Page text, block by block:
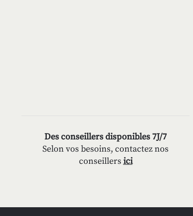
Des conseillers disponibles 7J/7
Selon vos besoins, contactez nos
conseillers ici